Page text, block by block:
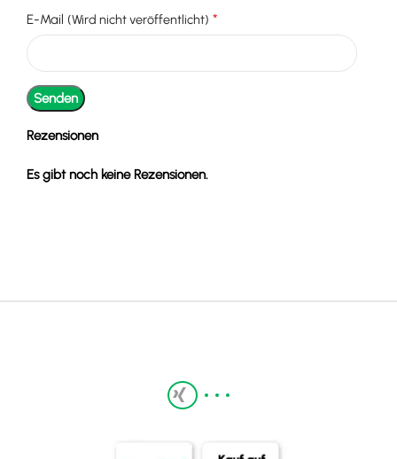
Rezensionen
Es gibt noch keine Rezensionen.
E-Mail (Wird nicht veröffentlicht) *